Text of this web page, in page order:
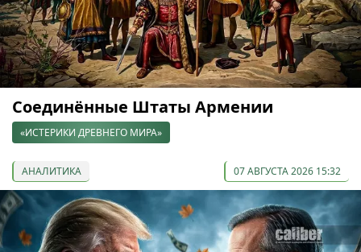
Соединённые Штаты Армении
«ИСТЕРИКИ ДРЕВНЕГО МИРА»
АНАЛИТИКА 07 АВГУСТА 2026 15:32